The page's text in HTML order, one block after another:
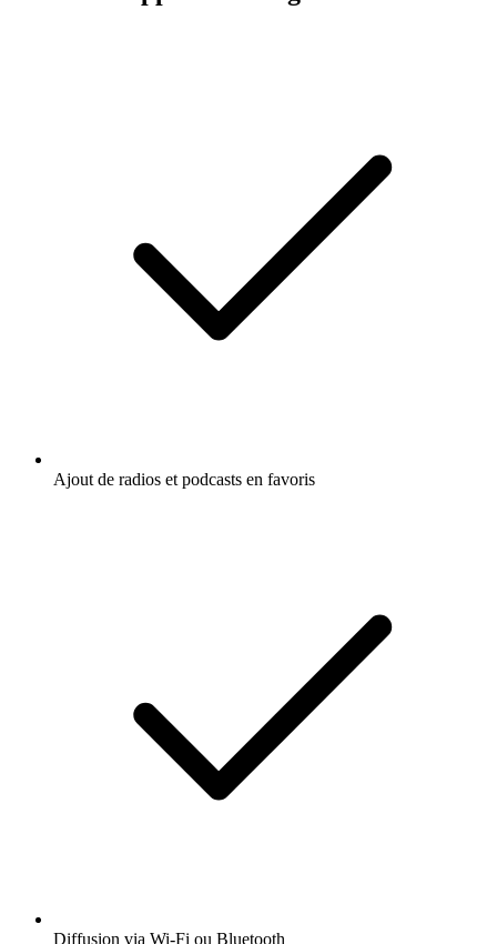
Ajout de radios et podcasts en favoris
Diffusion via Wi-Fi ou Bluetooth